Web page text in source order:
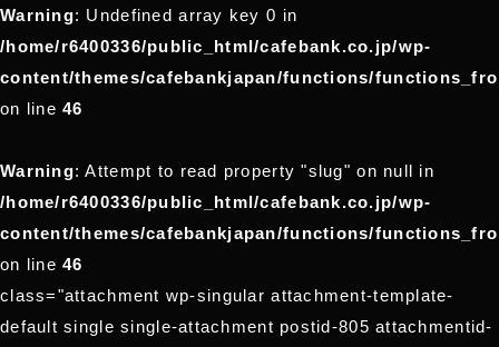
Warning: Undefined array key 0 in
/home/r6400336/public_html/cafebank.co.jp/wp-
content/themes/cafebankjapan/functions/
on line46
Warning: Attempt to read property "slug" on null in
/home/r6400336/public_html/cafebank.co.jp/wp-
content/themes/cafebankjapan/functions/
on line46
class="attachment wp-singular attachment-template-
default single single-attachment postid-805 attachmentid-